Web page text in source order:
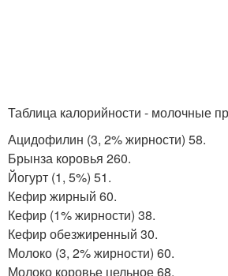
Таблица калорийности - молочные
Ацидофилин (3, 2% жирности) 58.
Брынза коровья 260.
Йогурт (1, 5%) 51.
Кефир жирный 60.
Кефир (1% жирности) 38.
Кефир обезжиренный 30.
Молоко (3, 2% жирности) 60.
Молоко коровье цельное 68.